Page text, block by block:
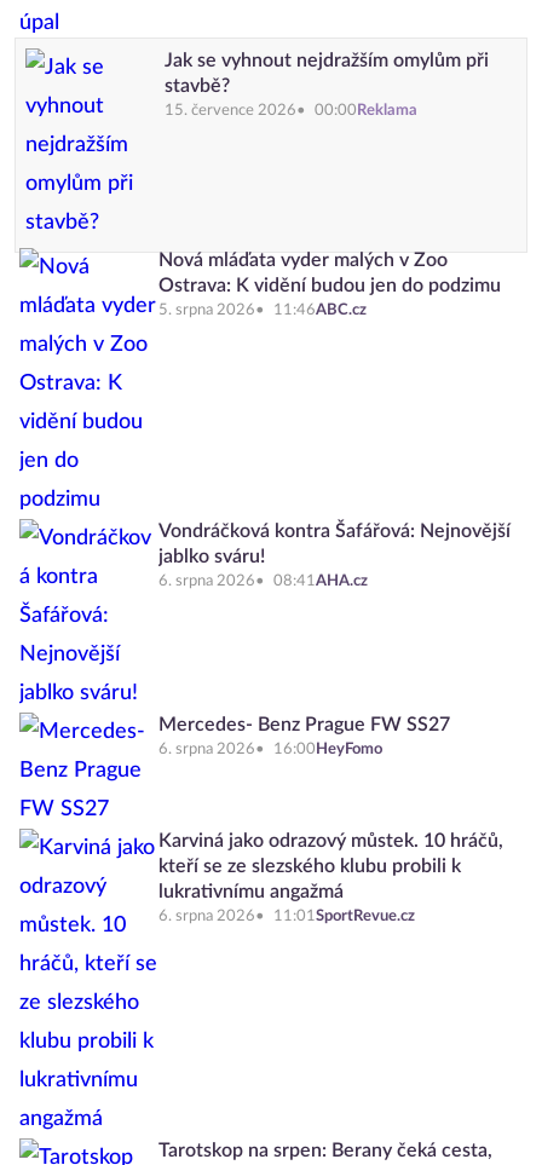
Jak se vyhnout nejdražším omylům při
stavbě?
15. července 2026 00:00 Reklama
Nová mláďata vyder malých v Zoo
Ostrava: K vidění budou jen do podzimu
5. srpna 2026 11:46ABC.cz
Vondráčková kontra Šafářová: Nejnovější
jablko sváru!
6. srpna 2026 08:41AHA.cz
Mercedes- Benz Prague FW SS27
6. srpna 2026 16:00 HeyFomo
Karviná jako odrazový můstek. 10 hráčů,
kteří se ze slezského klubu probili k
lukrativnímu angažmá
6. srpna 2026 11:01SportRevue.cz
Tarotskop na srpen: Berany čeká cesta,